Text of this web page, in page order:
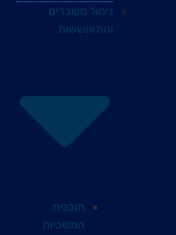
ניהול משברים
והתאוששות
תוכנית
המשכיות